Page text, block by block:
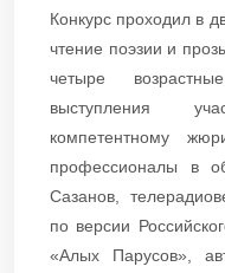
Конкурс проходил в
чтение поэзии и
четыре
выступления
компетентному
профессионалы в
Сазанов,
по версии
«Алых Парусов»,